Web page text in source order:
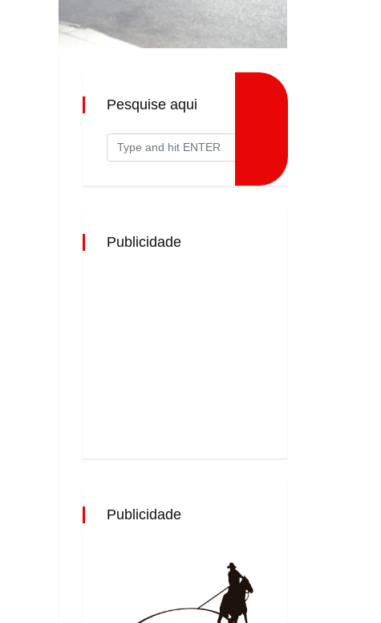
Pesquise aqui
Publicidade
Publicidade